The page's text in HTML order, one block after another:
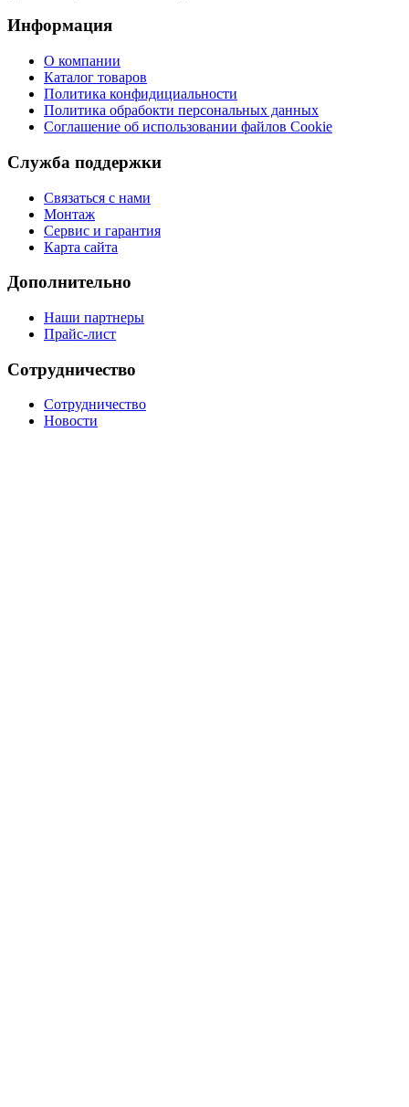
Информация
О компании
Каталог товаров
Политика конфидициальности
Политика обрабокти персональных данных
Соглашение об использовании файлов Cookie
Служба поддержки
Связаться с нами
Монтаж
Сервис и гарантия
Карта сайта
Дополнительно
Наши партнеры
Прайс-лист
Сотрудничество
Сотрудничество
Новости